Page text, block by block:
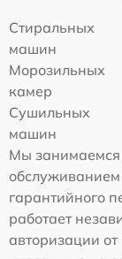
Стиральных
машин
Морозильных
камер
Сушильных
машин
Мы занимаемся
обслуживанием
гарантийного
работает
авторизации